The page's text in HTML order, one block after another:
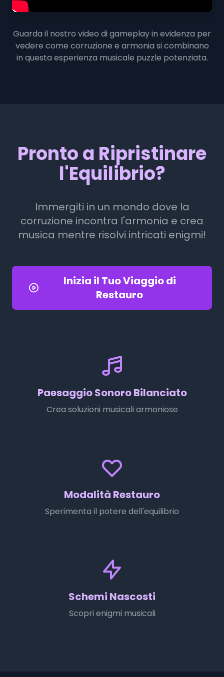
Guarda il nostro video di gameplay in evidenza per
vedere come corruzione e armonia si combinano
in questa esperienza musicale puzzle potenziata.
Pronto a Ripristinare
l'Equilibrio?
Immergiti in un mondo dove la
corruzione incontra l'armonia e crea
musica mentre risolvi intricati enigmi!
Inizia il Tuo Viaggio di
Restauro
Paesaggio Sonoro Bilanciato
Crea soluzioni musicali armoniose
Modalità Restauro
Sperimenta il potere dell'equilibrio
Schemi Nascosti
Scopri enigmi musicali